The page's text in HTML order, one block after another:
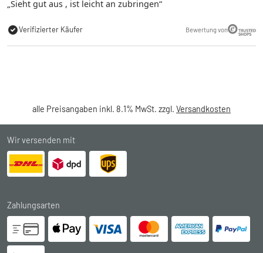
Sieht gut aus , ist leicht an zubringen
Verifizierter Käufer Bewertung von
alle Preisangaben inkl. 8.1% MwSt. zzgl. Versandkosten
Wir versenden mit
Zahlungsarten